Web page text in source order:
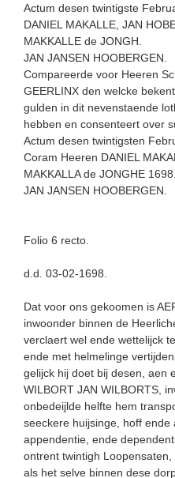
Actum desen twintigste
DANIEL MAKALLE, JAN
MAKKALLE de JONGH.
JAN JANSEN HOOBERGEN.
Compareerde voor Heeren
GEERLINX den welcke
gulden in dit nevenstaende
hebben en consenteert over
Actum desen twintigsten
Coram Heeren DANIEL
MAKKALLA de JONGHE 1698.
JAN JANSEN HOOBERGEN.
Folio 6 recto.
d.d. 03-02-1698.
Dat voor ons gekoomen is
inwoonder binnen de
verclaert wel ende wettelijck
ende met helmelinge
gelijck hij doet bij desen, aen
WILBORT JAN WILBORTS,
onbedeijlde helfte hem
seeckere huijsinge, hoff
appendentie, ende
ontrent twintigh
als het selve binnen dese